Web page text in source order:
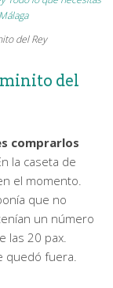
del Rey
del
comprarlos
la caseta de
el momento.
que no
un número
las 20 pax.
quedó fuera.